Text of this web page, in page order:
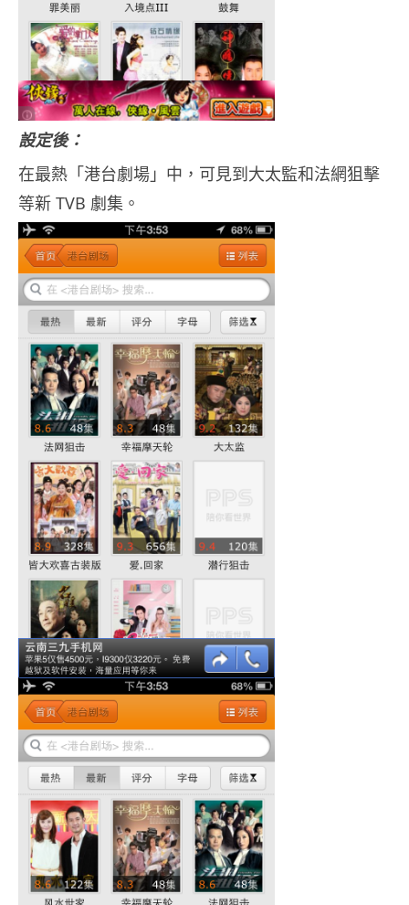
設定後：
在最熱「港台劇場」中，可見到大太監和法網狙擊
等新 TVB 劇集。